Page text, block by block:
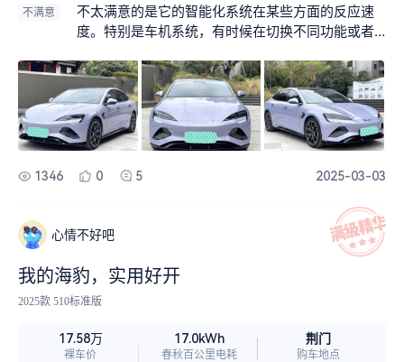
车简直是轻而易举。底盘调校得相当出色，悬挂系
统对路面的颠簸过滤得很好，过弯时车身的侧倾控
不满意
不太满意的是它的智能化系统在某些方面的反应速
度。特别是车机系统，有时候在切换不同功能或者
1346 0 5 2025-03-03
心情不好吧
我的海豹，实用好开
2025款 510标准版
17.58万
裸车价
17.0kWh
春秋百公里电耗
荆门
购车地点